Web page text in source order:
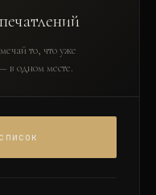
то, что уже
в одном месте.